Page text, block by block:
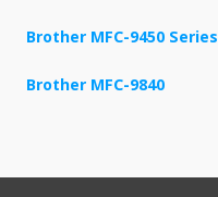
Brother MFC-9450 Series
Brother MFC-9840